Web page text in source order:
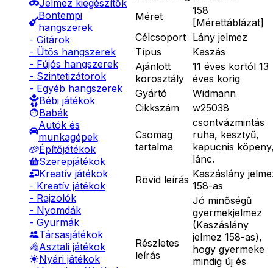
Jelmez kiegészítők
Bontempi
hangszerek
- Gitárok
- Ütős hangszerek
- Fújós hangszerek
- Szintetizátorok
- Egyéb hangszerek
Bébi játékok
Babák
Autók és
munkagépek
Építőjátékok
Szerepjátékok
Kreatív játékok
- Kreatív játékok
- Rajzolók
- Nyomdák
- Gyurmák
Társasjátékok
Asztali játékok
Nyári játékok
Méret
158
[Mérettáblázat]
Célcsoport Lány jelmez
Típus
Kaszás
Ajánlott
korosztály
11 éves kortól 13
éves korig
Gyártó
Widmann
Cikkszám
w25038
Csomag
tartalma
csontvázmintás
ruha, kesztyű,
kapucnis
lánc.
Rövid leírás Kaszáslány
158-as
Részletes
leírás
Jó minőségű
gyermekjelmez
(Kaszáslány
jelmez 158-as),
hogy gyermeke
mindig új és